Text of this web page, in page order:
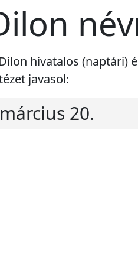
hivatalos (naptári)
javasol:
március 20.